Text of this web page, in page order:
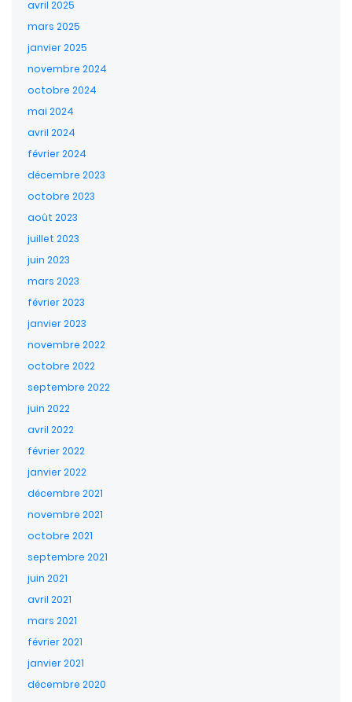
avril 2025
mars 2025
janvier 2025
novembre 2024
octobre 2024
mai 2024
avril 2024
février 2024
décembre 2023
octobre 2023
août 2023
juillet 2023
juin 2023
mars 2023
février 2023
janvier 2023
novembre 2022
octobre 2022
septembre 2022
juin 2022
avril 2022
février 2022
janvier 2022
décembre 2021
novembre 2021
octobre 2021
septembre 2021
juin 2021
avril 2021
mars 2021
février 2021
janvier 2021
décembre 2020